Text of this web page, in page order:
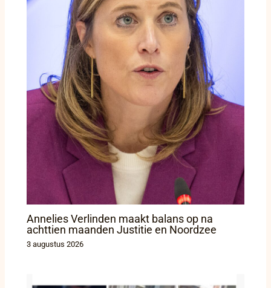
Annelies Verlinden maakt balans op na
achttien maanden Justitie en Noordzee
3 augustus 2026